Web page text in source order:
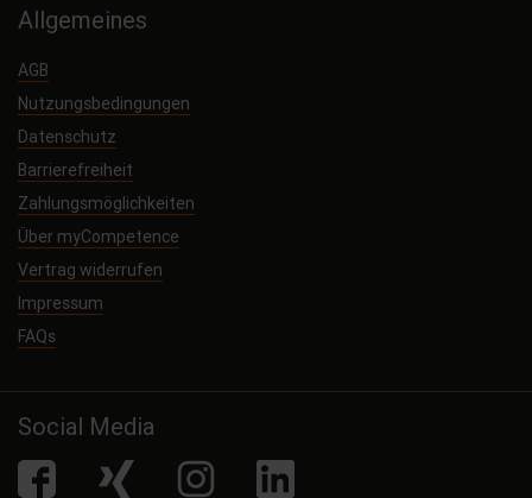
Allgemeines
AGB
Nutzungsbedingungen
Datenschutz
Barrierefreiheit
Zahlungsmöglichkeiten
Über myCompetence
Vertrag widerrufen
Impressum
FAQs
Social Media
facebook Xing Instagram LinkedIn